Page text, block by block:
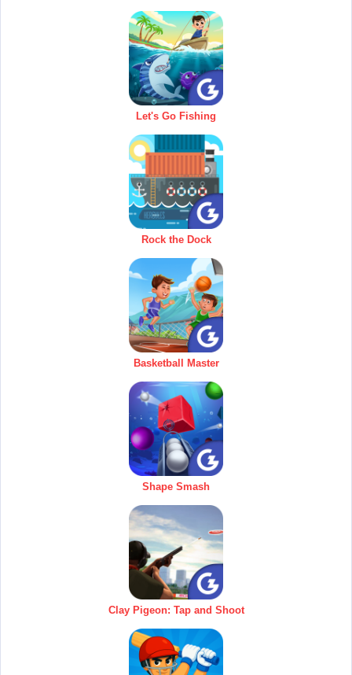
Let's Go Fishing
Rock the Dock
Basketball Master
Shape Smash
Clay Pigeon: Tap and Shoot